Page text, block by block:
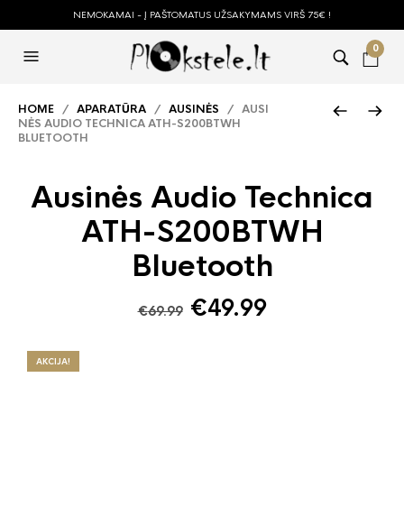
NEMOKAMAI - Į PAŠTOMATUS UŽSAKYMAMS VIRŠ 75€ !
0
HOME / APARATŪRA / AUSINĖS / AUSI
NĖS AUDIO TECHNICA ATH-S200BTWH
BLUETOOTH
Ausinės Audio Technica
ATH-S200BTWH
Bluetooth
€69.99 Original
€49.99Current
AKCIJA!